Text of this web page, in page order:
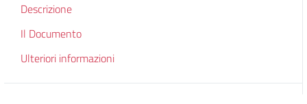
Descrizione
Il Documento
Ulteriori informazioni